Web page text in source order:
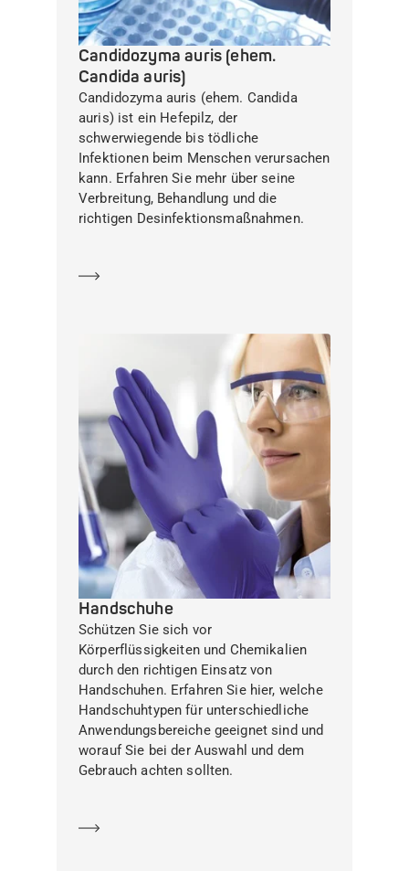
Candidozyma auris (ehem.
Candida auris)
Candidozyma auris (ehem. Candida
auris) ist ein Hefepilz, der
schwerwiegende bis tödliche
Infektionen beim Menschen verursachen
kann. Erfahren Sie mehr über seine
Verbreitung, Behandlung und die
richtigen Desinfektionsmaßnahmen.
Handschuhe
Schützen Sie sich vor
Körperflüssigkeiten und Chemikalien
durch den richtigen Einsatz von
Handschuhen. Erfahren Sie hier, welche
Handschuhtypen für unterschiedliche
Anwendungsbereiche geeignet sind und
worauf Sie bei der Auswahl und dem
Gebrauch achten sollten.